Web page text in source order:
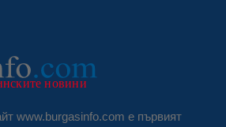
www.burgasinfo.com е първият